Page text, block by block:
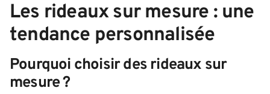
Les rideaux sur mesure : une
tendance personnalisée
Pourquoi choisir des rideaux sur
mesure ?